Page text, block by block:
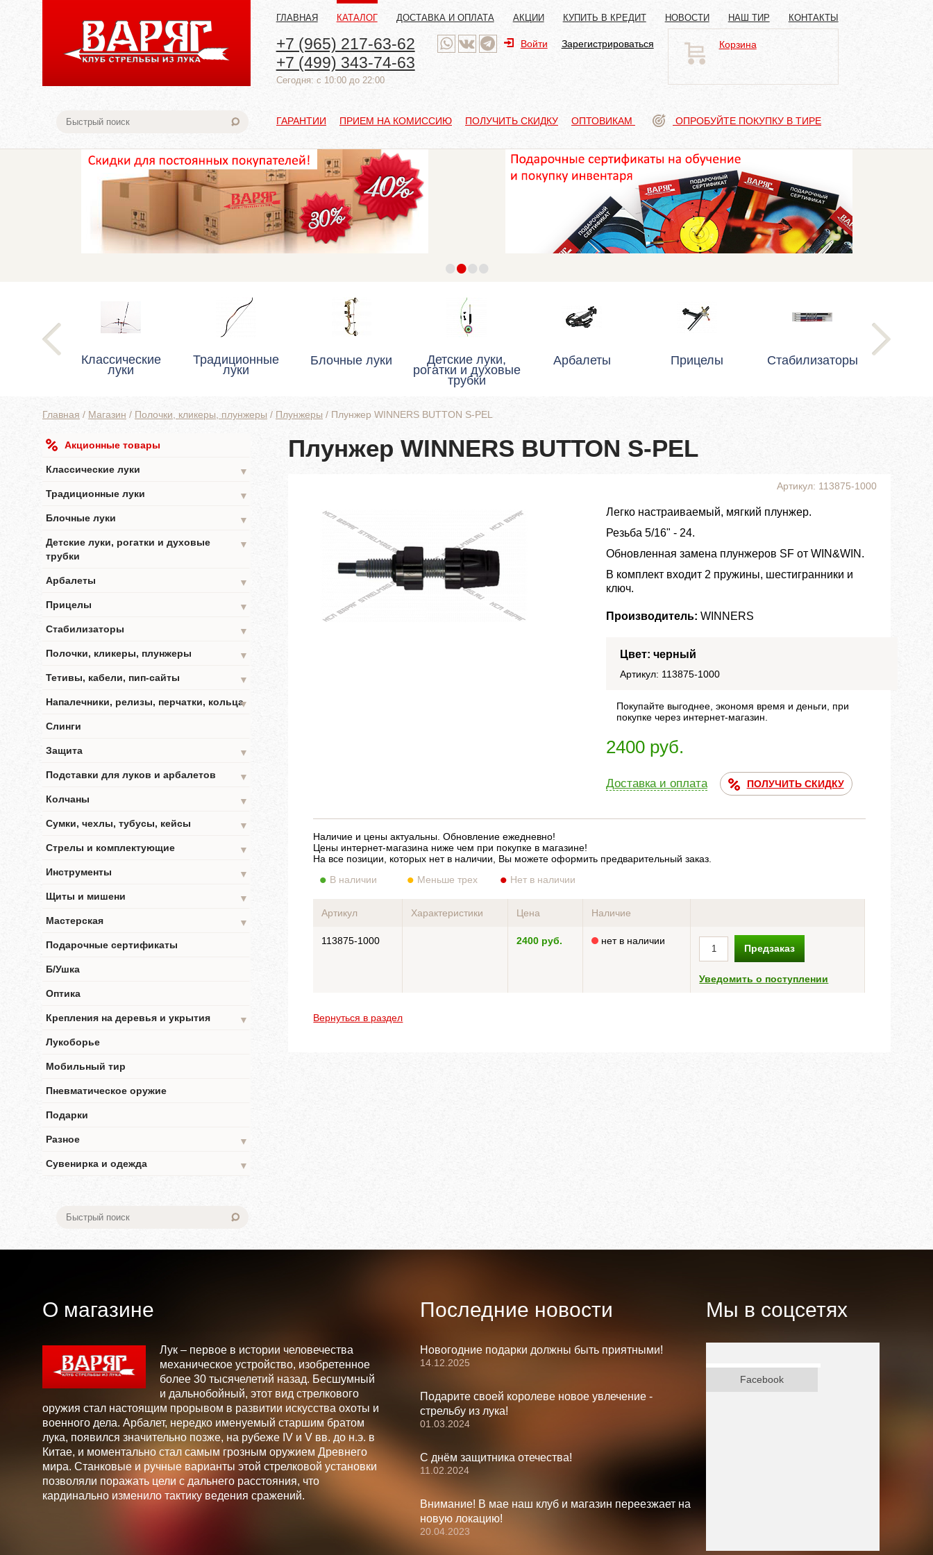
ГЛАВНАЯ КАТАЛОГ ДОСТАВКА И ОПЛАТА АКЦИИ КУПИТЬ В КРЕДИТ НОВОСТИ НАШ ТИР КОНТАКТЫ
+7 (965) 217-63-62
+7 (499) 343-74-63
Cегодня: с 10:00 до 22:00
Войти Зарегистрироваться Корзина
ГАРАНТИИ ПРИЕМ НА КОМИССИЮ ПОЛУЧИТЬ СКИДКУ ОПТОВИКАМ ОПРОБУЙТЕ ПОКУПКУ В ТИРЕ
••••
Классические
луки
Традиционные
луки
Блочные луки Детские луки,
рогатки и духовые
трубки
Арбалеты Прицелы Стабилизаторы
Главная / Магазин / Полочки, кликеры, плунжеры / Плунжеры / Плунжер WINNERS BUTTON S-PEL
Акционные товары
Классические луки
▼
Традиционные луки
▼
Блочные луки
▼
Детские луки, рогатки и духовые
трубки
▼
Арбалеты
▼
Прицелы
▼
Стабилизаторы
▼
Полочки, кликеры, плунжеры
▼
Тетивы, кабели, пип-сайты
▼
Напалечники, релизы, перчатки, кольца▼
Слинги
Защита
▼
Подставки для луков и арбалетов
▼
Колчаны
▼
Сумки, чехлы, тубусы, кейсы
▼
Стрелы и комплектующие
▼
Инструменты
▼
Щиты и мишени
▼
Мастерская
▼
Подарочные сертификаты
Б/Ушка
Оптика
Крепления на деревья и укрытия
▼
Лукоборье
Мобильный тир
Пневматическое оружие
Подарки
Разное
▼
Сувенирка и одежда
▼
Плунжер WINNERS BUTTON S-PEL
Артикул: 113875-1000
Легко настраиваемый, мягкий плунжер.
Резьба 5/16" - 24.
Обновленная замена плунжеров SF от WIN&WIN.
В комплект входит 2 пружины, шестигранники и
ключ.
Производитель: WINNERS
Цвет: черный
Артикул: 113875-1000
Покупайте выгоднее, экономя время и деньги, при
покупке через интернет-магазин.
2400 руб.
Доставка и оплата ПОЛУЧИТЬ СКИДКУ
Наличие и цены актуальны. Обновление ежедневно!
Цены интернет-магазина ниже чем при покупке в магазине!
На все позиции, которых нет в наличии, Вы можете оформить предварительный заказ.
В наличии
Меньше трех Нет в наличии
Артикул Характеристики Цена Наличие
113875-1000 2400 руб. нет в наличии
Предзаказ
Уведомить о поступлении
Вернуться в раздел
О магазине
Лук – первое в истории человечества
механическое устройство, изобретенное
более 30 тысячелетий назад. Бесшумный
и дальнобойный, этот вид стрелкового
оружия стал настоящим прорывом в развитии искусства охоты и
военного дела. Арбалет, нередко именуемый старшим братом
лука, появился значительно позже, на рубеже IV и V вв. до н.э. в
Китае, и моментально стал самым грозным оружием Древнего
мира. Станковые и ручные варианты этой стрелковой установки
позволяли поражать цели с дальнего расстояния, что
кардинально изменило тактику ведения сражений.
Последние новости
Новогодние подарки должны быть приятными!
14.12.2025
Подарите своей королеве новое увлечение -
стрельбу из лука!
01.03.2024
С днём защитника отечества!
11.02.2024
Внимание! В мае наш клуб и магазин переезжает на
новую локацию!
20.04.2023
Мы в соцсетях
Facebook